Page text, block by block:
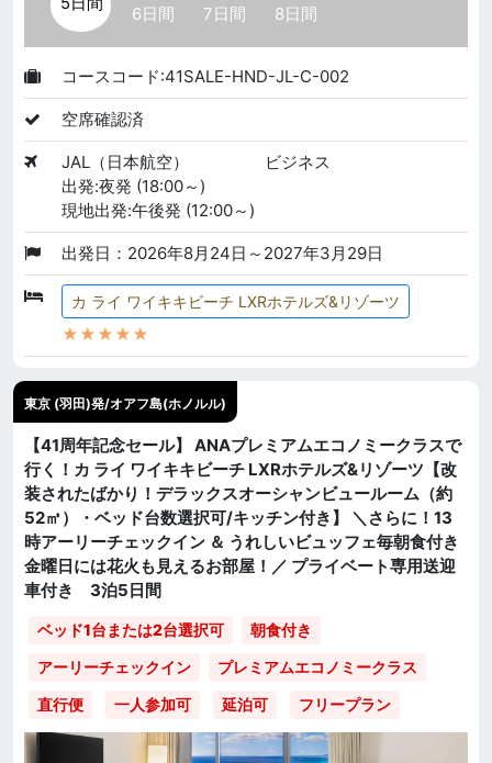
6日間 7日間 8日間
コースコード:41SALE-HND-JL-C-002
空席確認済
JAL（日本航空）
ビジネス
出発:夜発 (18:00～)
現地出発:午後発 (12:00～)
出発日：2026年8月24日～2027年3月29日
カ ライ ワイキキビーチ LXRホテルズ&リゾーツ
★★★★★
東京 (羽田)発/オアフ島(ホノルル)
【41周年記念セール】 ANAプレミアムエコノミークラスで
行く！カ ライ ワイキキビーチ LXRホテルズ&リゾーツ【改
装されたばかり！デラックスオーシャンビュールーム（約
52㎡）・ベッド台数選択可/キッチン付き】 ＼さらに！13
時アーリーチェックイン ＆ うれしいビュッフェ毎朝食付き
金曜日には花火も見えるお部屋！／ プライベート専用送迎
車付き 3泊5日間
ベッド1台または2台選択可
朝食付き
アーリーチェックイン
プレミアムエコノミークラス
直行便
一人参加可 延泊可 フリープラン